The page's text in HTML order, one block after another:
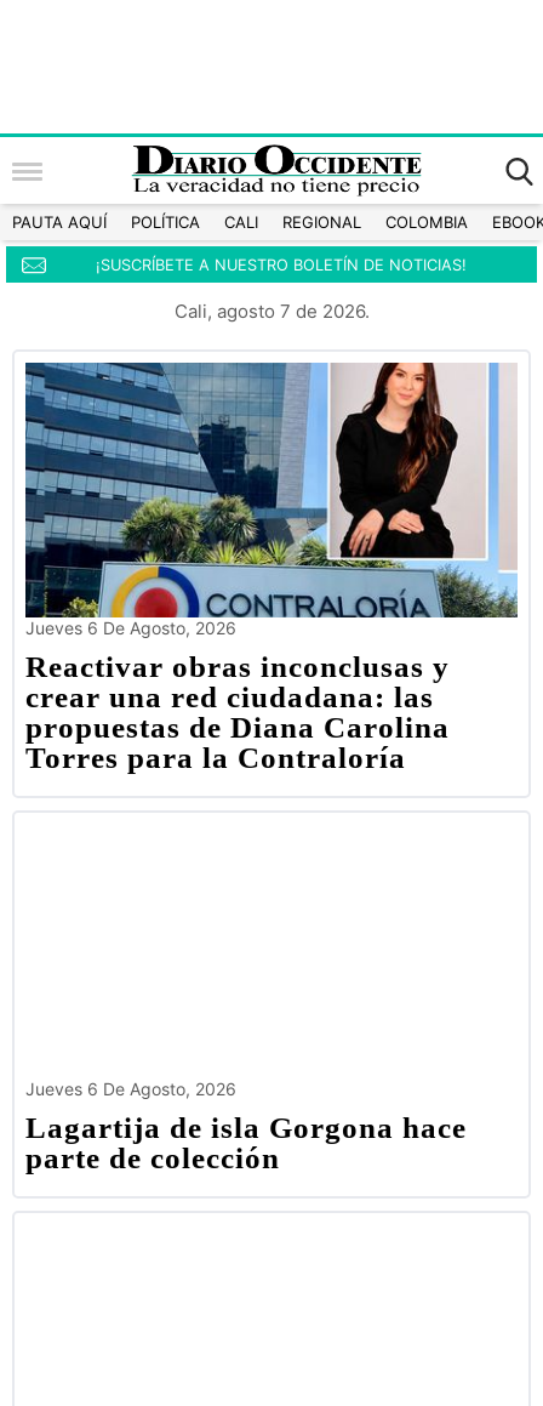
PAUTA AQUÍ POLÍTICA CALI REGIONAL COLOMBIA
¡SUSCRÍBETE A NUESTRO BOLETÍN DE NOTICIAS!
Cali, agosto 7 de 2026.
Jueves 6 De Agosto, 2026
Reactivar obras inconclusas y
crear una red ciudadana: las
propuestas de Diana Carolina
Torres para la Contraloría
Jueves 6 De Agosto, 2026
Lagartija de isla Gorgona hace
parte de colección